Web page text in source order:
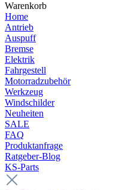
Warenkorb
Home
Antrieb
Auspuff
Bremse
Elektrik
Fahrgestell
Motorradzubehör
Werkzeug
Windschilder
Neuheiten
SALE
FAQ
Produktanfrage
Ratgeber-Blog
KS-Parts